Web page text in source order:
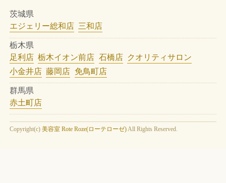
カラーガジェット カラーシャン
クロナシャーベットシャワー